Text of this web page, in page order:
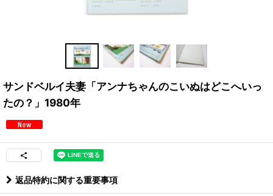
サンドベルイ夫妻「アンナちゃんのこいぬはどこへいっ
たの？」1980年
返品特約に関する重要事項